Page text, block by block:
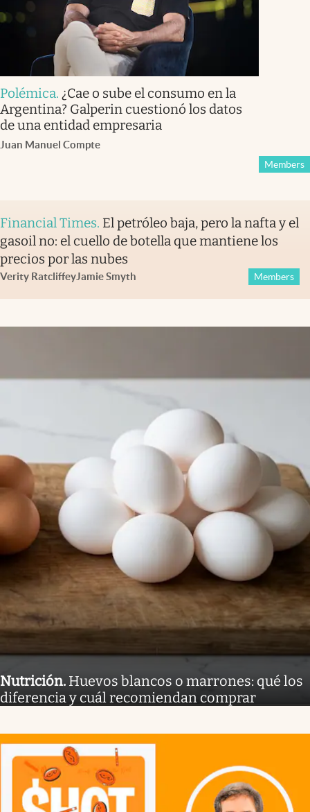
Polémica. ¿Cae o sube el consumo en la
Argentina? Galperin cuestionó los datos
de una entidad empresaria
Juan Manuel Compte
Members
Financial Times. El petróleo baja, pero la nafta y el
gasoil no: el cuello de botella que mantiene los
precios por las nubes
Verity RatcliffeyJamie Smyth Members
Nutrición. Huevos blancos o marrones: qué los
diferencia y cuál recomiendan comprar